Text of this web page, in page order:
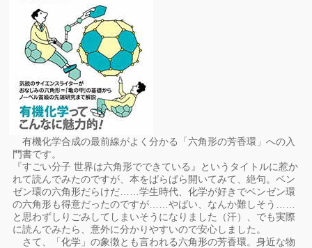
有機化学合成の最前線がよく分かる「六角形の芳香環」への入
門書です。
『すごい分子 世界は六角形でできている』というタイトルに惹か
れて読んでみたのですが、本をぱらぱら開いてみて、絶句。ベン
ゼン環の六角形だらけだ……学生時代、化学が好きでベンゼン環
の六角形も得意だったのですが……やばい、なんか難しそう……
と思わずしりごみしてしまいそうになりました（汗）、でも実際
に読んでみたら、意外に分かりやすいので安心しました。
さて、「化学」の象徴とも言われる六角形の芳香環。身近な物